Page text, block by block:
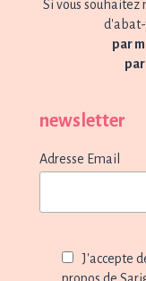
Si vous souhaitez
d'abat-
par
par
newsletter
Adresse Email
J'accepte